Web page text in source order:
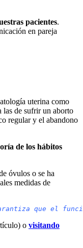
pacientes.
en pareja
uterina como
las de sufrir un aborto
regular y el abandono
de los hábitos
óvulos o se ha
medidas de
que el
o visitando